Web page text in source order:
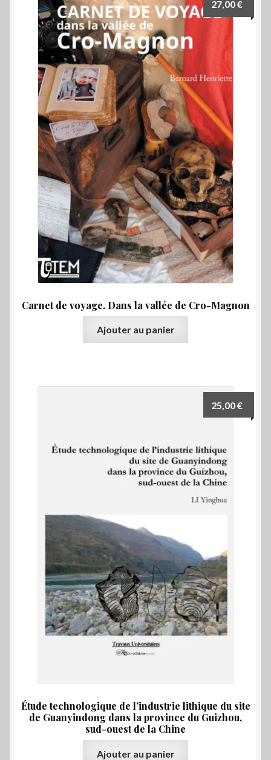
Carnet de voyage. Dans la vallée de Cro-Magnon
27,00€
Ajouter au panier
Étude technologique de l’industrie lithique du site
de Guanyindong dans la province du Guizhou,
sud-ouest de la Chine
25,00€
Ajouter au panier